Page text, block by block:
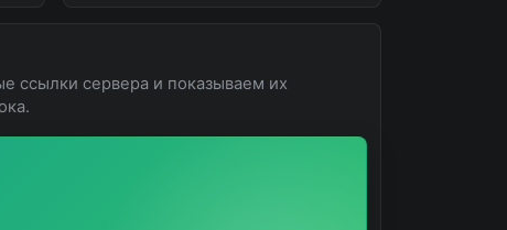
ссылки сервера и показываем их